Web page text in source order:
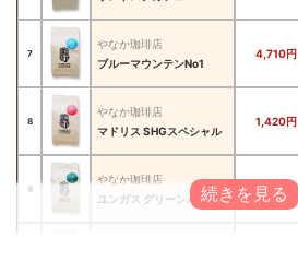
7
やなか珈琲店
ブルーマウンテンNo1
4,710円
8
やなか珈琲店
マドリス SHGスペシャル
1,420円
9
やなか珈琲店
ユンガス グリーンバレー
1,550円